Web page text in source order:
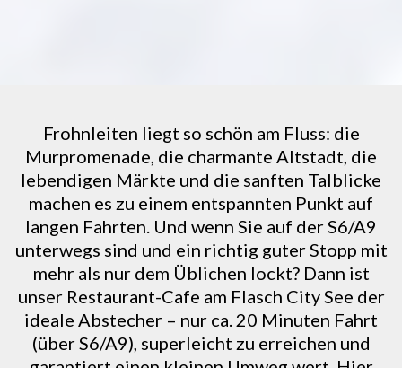
Frohnleiten liegt so schön am Fluss: die
Murpromenade, die charmante Altstadt, die
lebendigen Märkte und die sanften Talblicke
machen es zu einem entspannten Punkt auf
langen Fahrten. Und wenn Sie auf der S6/A9
unterwegs sind und ein richtig guter Stopp mit
mehr als nur dem Üblichen lockt? Dann ist
unser Restaurant-Cafe am Flasch City See der
ideale Abstecher – nur ca. 20 Minuten Fahrt
(über S6/A9), superleicht zu erreichen und